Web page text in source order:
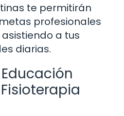
te permitirán
profesionales
a tus
diarias.